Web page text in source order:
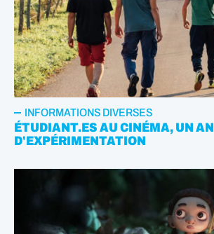
INFORMATIONS DIVERSES
ÉTUDIANT.ES AU CINÉMA, UN AN
D'EXPÉRIMENTATION